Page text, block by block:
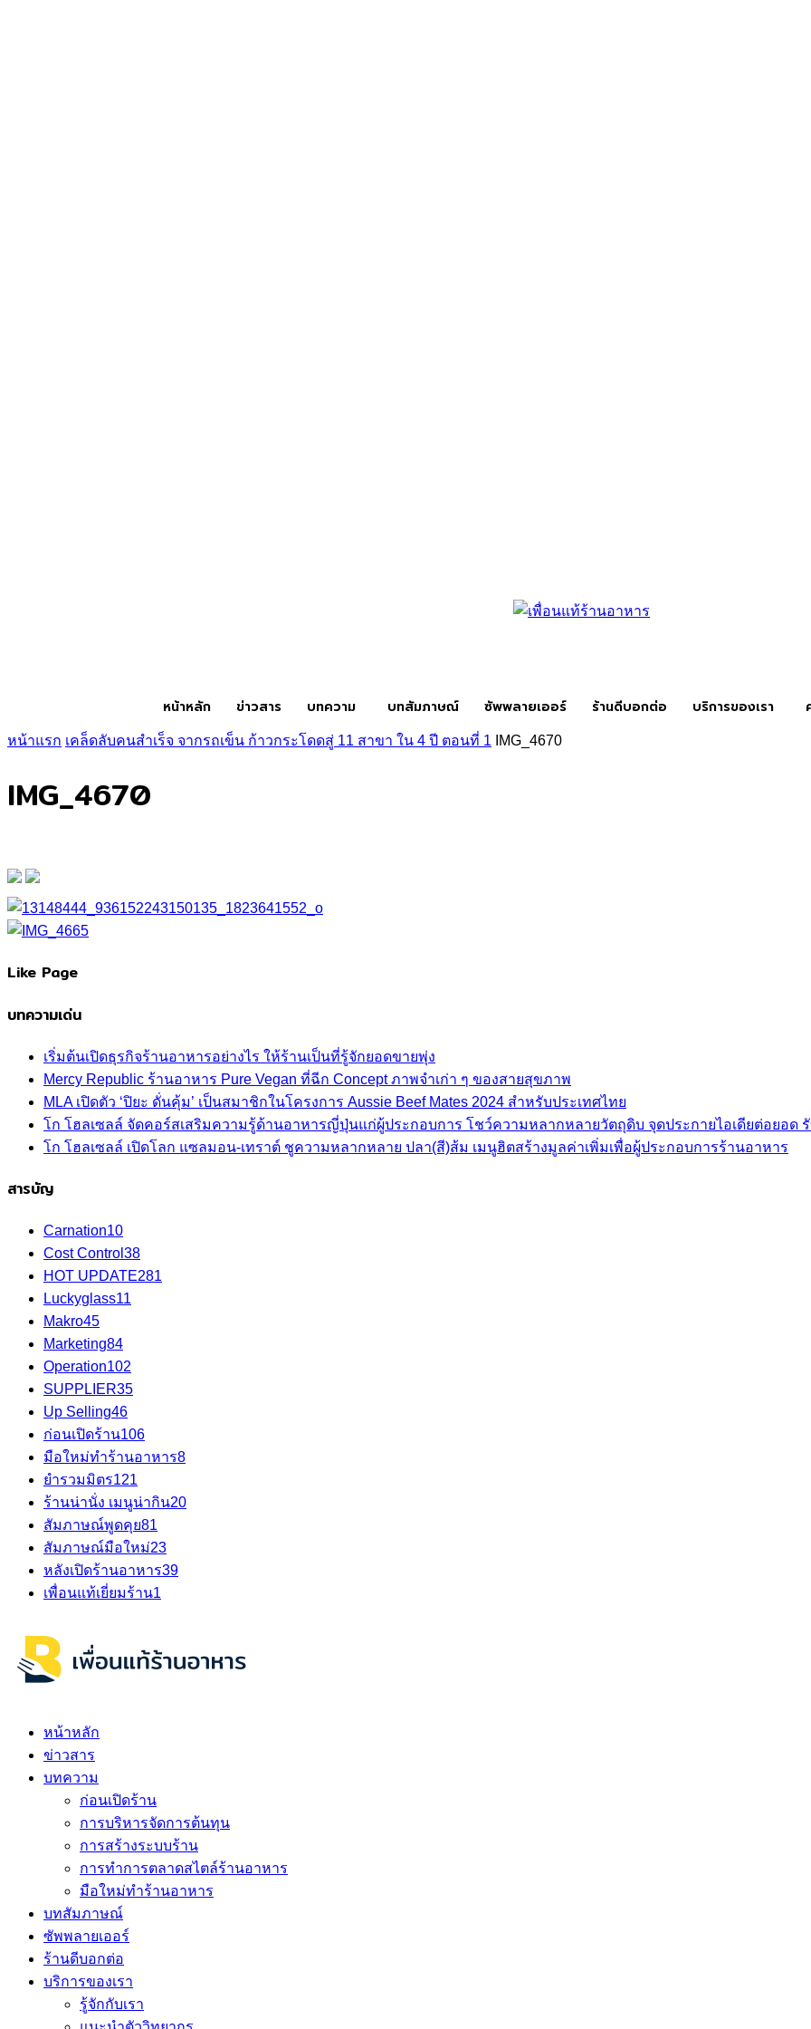
หน้าหลัก ข่าวสาร บทความ บทสัมภาษณ์ ซัพพลายเออร์ ร้านดีบอกต่อ บริการของเรา
หน้าแรก เคล็ดลับคนสำเร็จ จากรถเข็น ก้าวกระโดดสู่ 11 สาขา ใน 4 ปี ตอนที่ 1 IMG_4670
IMG_4670
Like Page
บทความเด่น
เริ่มต้นเปิดธุรกิจร้านอาหารอย่างไร ให้ร้านเป็นที่รู้จักยอดขายพุ่ง
Mercy Republic ร้านอาหาร Pure Vegan ที่ฉีก Concept ภาพจำเก่า ๆ ของสายสุขภาพ
MLA เปิดตัว ‘ปิยะ ดั่นคุ้ม’ เป็นสมาชิกในโครงการ Aussie Beef Mates 2024 สำหรับประเทศไทย
โก โฮลเซลล์ จัดคอร์สเสริมความรู้ด้านอาหารญี่ปุ่นแก่ผู้ประกอบการ โชว์ความหลากหลายวัตถุดิบ จุดประกายไอเดียต่อยอด
โก โฮลเซลล์ เปิดโลก แซลมอน-เทราต์ ชูความหลากหลาย ปลา(สี)ส้ม เมนูฮิตสร้างมูลค่าเพิ่มเพื่อผู้ประกอบการร้านอาหาร
สารบัญ
Carnation10
Cost Control 38
HOT UPDATE281
Luckyglass11
Makro45
Marketing84
Operation102
SUPPLIER35
Up Selling46
ก่อนเปิดร้าน106
มือใหม่ทำร้านอาหาร8
ยำรวมมิตร121
ร้านน่านั่ง เมนูน่ากิน20
สัมภาษณ์พูดคุย81
สัมภาษณ์มือใหม่23
หลังเปิดร้านอาหาร39
เพื่อนแท้เยี่ยมร้าน1
หน้าหลัก
ข่าวสาร
บทความ
ก่อนเปิดร้าน
การบริหารจัดการต้นทุน
การสร้างระบบร้าน
การทำการตลาดสไตล์ร้านอาหาร
มือใหม่ทำร้านอาหาร
บทสัมภาษณ์
ซัพพลายเออร์
ร้านดีบอกต่อ
บริการของเรา
รู้จักกับเรา